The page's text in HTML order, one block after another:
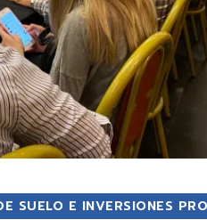
SUELO E INVERSIONES